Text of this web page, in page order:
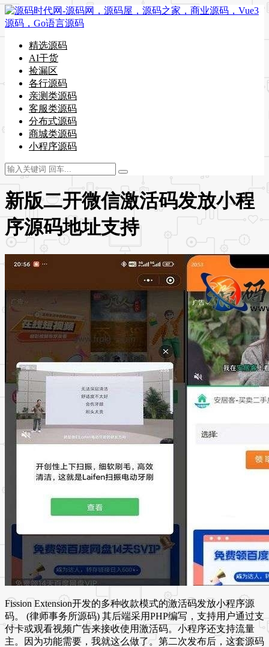
精选源码
AI干货
捡漏区
各行源码
亲测类源码
客服类源码
分布式源码
商城类源码
小程序源码
新版二开微信激活码发放小程
序源码地址支持
Fission Extension开发的多种收款模式的激活码发放小程序源
码。 (律师事务所源码) 其后端采用PHP编写，支持用户通过支
付卡或观看视频广告来接收使用激活码。小程序还支持流量
主。因为功能需要，我就这么做了。第二次发布后，这套源码